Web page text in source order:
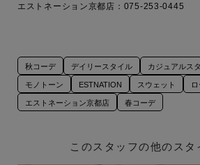
エストネーション京都店：075-253-0445
秋コーデ デイリースタイル カジュアルス
モノトーン ESTNATION スウェット
エストネーション京都店 春コーデ
このスタッフの他のスタ